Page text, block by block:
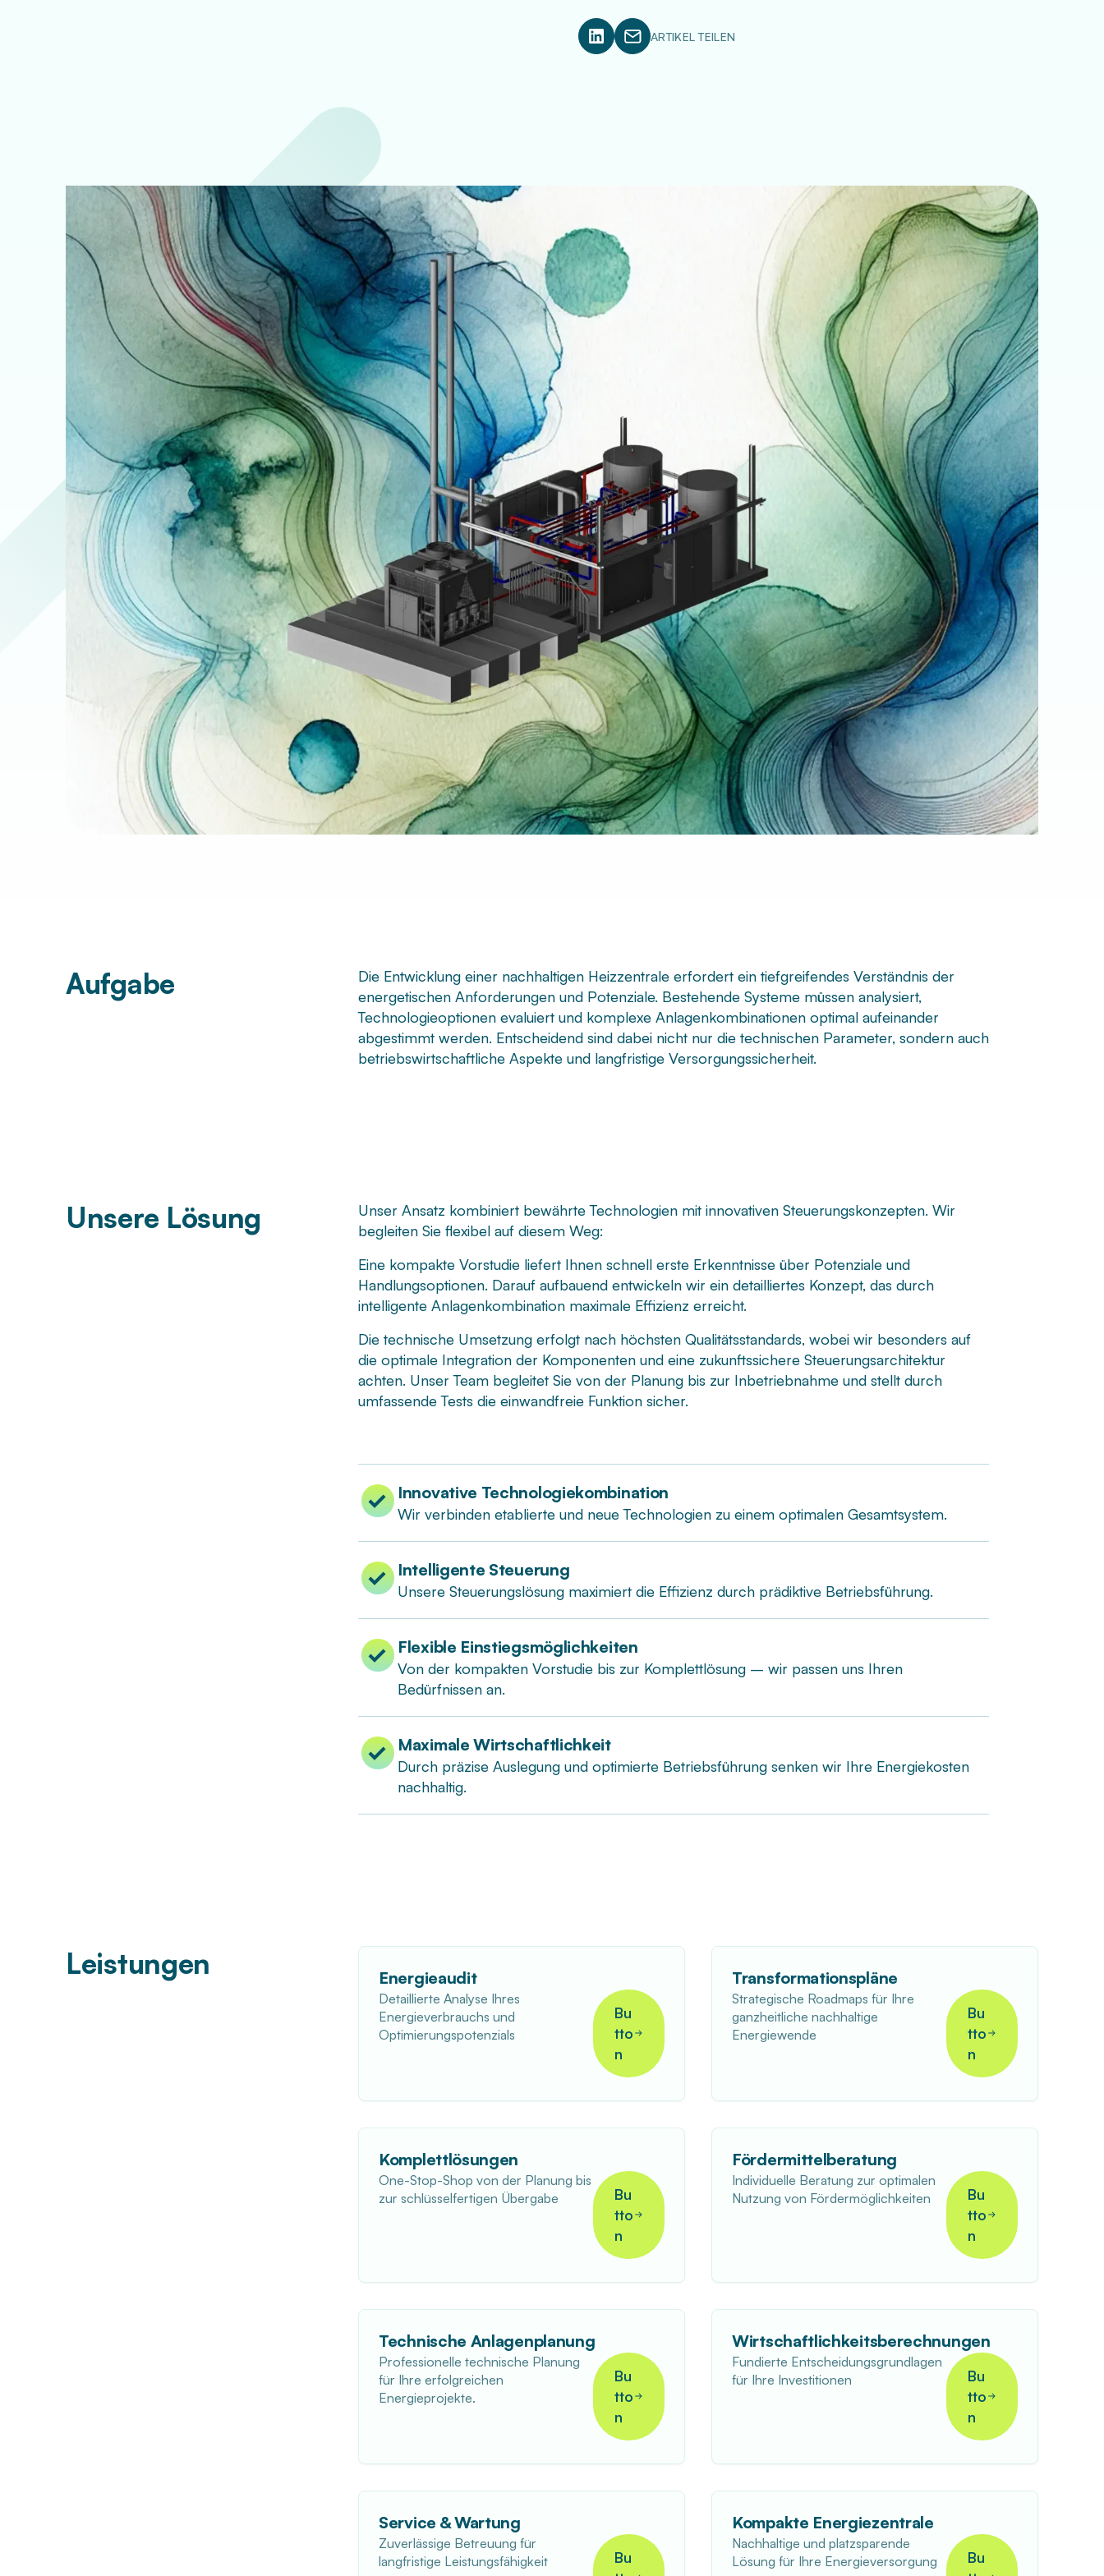
ARTIKEL TEILEN
Aufgabe
Die Entwicklung einer nachhaltigen Heizzentrale erfordert ein tiefgreifendes Verständnis der
energetischen Anforderungen und Potenziale. Bestehende Systeme müssen analysiert,
Technologieoptionen evaluiert und komplexe Anlagenkombinationen optimal aufeinander
abgestimmt werden. Entscheidend sind dabei nicht nur die technischen Parameter, sondern auch
betriebswirtschaftliche Aspekte und langfristige Versorgungssicherheit.
Unsere Lösung
Unser Ansatz kombiniert bewährte Technologien mit innovativen Steuerungskonzepten. Wir
begleiten Sie flexibel auf diesem Weg:
Eine kompakte Vorstudie liefert Ihnen schnell erste Erkenntnisse über Potenziale und
Handlungsoptionen. Darauf aufbauend entwickeln wir ein detailliertes Konzept, das durch
intelligente Anlagenkombination maximale Effizienz erreicht.
Die technische Umsetzung erfolgt nach höchsten Qualitätsstandards, wobei wir besonders auf
die optimale Integration der Komponenten und eine zukunftssichere Steuerungsarchitektur
achten. Unser Team begleitet Sie von der Planung bis zur Inbetriebnahme und stellt durch
umfassende Tests die einwandfreie Funktion sicher.
Innovative Technologiekombination
Wir verbinden etablierte und neue Technologien zu einem optimalen Gesamtsystem.
Intelligente Steuerung
Unsere Steuerungslösung maximiert die Effizienz durch prädiktive Betriebsführung.
Flexible Einstiegsmöglichkeiten
Von der kompakten Vorstudie bis zur Komplettlösung – wir passen uns Ihren
Bedürfnissen an.
Maximale Wirtschaftlichkeit
Durch präzise Auslegung und optimierte Betriebsführung senken wir Ihre Energiekosten
nachhaltig.
Leistungen Energieaudit
Detaillierte Analyse Ihres
Energieverbrauchs und
Optimierungspotenzials
Bu
tto
n
Transformationspläne
Strategische Roadmaps für Ihre
ganzheitliche nachhaltige
Energiewende
Bu
tto
n
Komplettlösungen
One-Stop-Shop von der Planung bis
zur schlüsselfertigen Übergabe
Bu
tto
n
Fördermittelberatung
Individuelle Beratung zur optimalen
Nutzung von Fördermöglichkeiten
Bu
tto
n
Technische Anlagenplanung
Professionelle technische Planung
für Ihre erfolgreichen
Energieprojekte.
Bu
tto
n
Wirtschaftlichkeitsberechnungen
Fundierte Entscheidungsgrundlagen
für Ihre Investitionen
Bu
tto
n
Service & Wartung
Zuverlässige Betreuung für
langfristige Leistungsfähigkeit
Bu
Kompakte Energiezentrale
Nachhaltige und platzsparende
Lösung für Ihre Energieversorgung
Bu